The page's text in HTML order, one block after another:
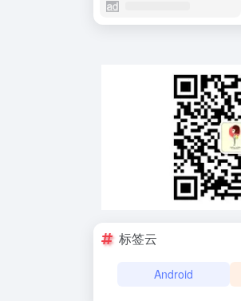
标签云
Android